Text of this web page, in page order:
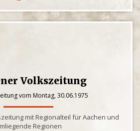
Volkszeitung
vom Montag, 30.06.1975
mit Regionalteil für Aachen und
Regionen